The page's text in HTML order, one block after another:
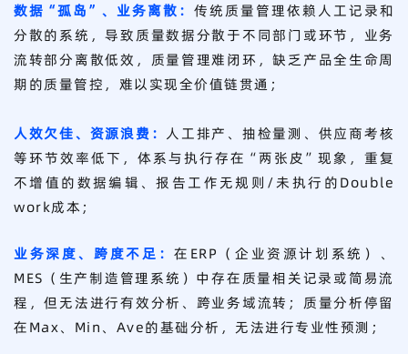
数据“孤岛”、业务离散： 传统质量管理依赖人工记录和
分散的系统，导致质量数据分散于不同部门或环节，业务
流转部分离散低效，质量管理难闭环，缺乏产品全生命周
期的质量管控，难以实现全价值链贯通；
人效欠佳、资源浪费： 人工排产、抽检量测、供应商考核
等环节效率低下，体系与执行存在“两张皮”现象，重复
不增值的数据编辑、报告工作无规则/未执行的Double
work成本；
业务深度、跨度不足：在ERP（企业资源计划系统）、
MES（生产制造管理系统）中存在质量相关记录或简易流
程，但无法进行有效分析、跨业务域流转；质量分析停留
在Max、Min、Ave的基础分析，无法进行专业性预测；